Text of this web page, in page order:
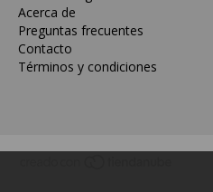
Acerca de
Preguntas frecuentes
Contacto
Términos y condiciones